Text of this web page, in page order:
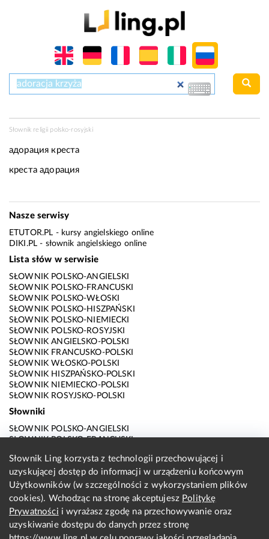
Słownik religii polsko-rosyjski
адорация креста
креста адорация
Nasze serwisy
ETUTOR.PL - kursy angielskiego online
DIKI.PL - słownik angielskiego online
Lista słów w serwisie
SŁOWNIK POLSKO-ANGIELSKI
SŁOWNIK POLSKO-FRANCUSKI
SŁOWNIK POLSKO-WŁOSKI
SŁOWNIK POLSKO-HISZPAŃSKI
SŁOWNIK POLSKO-NIEMIECKI
SŁOWNIK POLSKO-ROSYJSKI
SŁOWNIK ANGIELSKO-POLSKI
SŁOWNIK FRANCUSKO-POLSKI
SŁOWNIK WŁOSKO-POLSKI
SŁOWNIK HISZPAŃSKO-POLSKI
SŁOWNIK NIEMIECKO-POLSKI
SŁOWNIK ROSYJSKO-POLSKI
Słowniki
SŁOWNIK POLSKO-ANGIELSKI
SŁOWNIK POLSKO-FRANCUSKI
SŁOWNIK POLSKO-HISZPAŃSKI
SŁOWNIK POLSKO-NIEMIECKI
SŁOWNIK POLSKO-ROSYJSKI
SŁOWNIK ANGIELSKO-POLSKI
SŁOWNIK FRANCUSKO-POLSKI
SŁOWNIK WŁOSKO-POLSKI
SŁOWNIK HISZPAŃSKO-POLSKI
SŁOWNIK NIEMIECKO-POLSKI
Słownik Ling korzysta z technologii przechowującej i
uzyskującej dostęp do informacji w urządzeniu końcowym
Użytkowników (w szczególności z wykorzystaniem plików
cookies). Wchodząc na stronę akceptujesz Politykę
Prywatności i wyrażasz zgodę na przechowywanie oraz
uzyskiwanie dostępu do danych przez stronę